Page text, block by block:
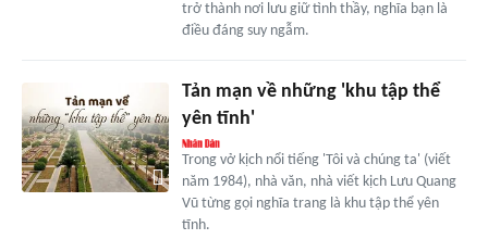
trở thành nơi lưu giữ tình thầy, nghĩa bạn là
điều đáng suy ngẫm.
Tản mạn về những 'khu tập thể
yên tĩnh'
Trong vở kịch nổi tiếng 'Tôi và chúng ta' (viết
năm 1984), nhà văn, nhà viết kịch Lưu Quang
Vũ từng gọi nghĩa trang là khu tập thể yên
tĩnh.